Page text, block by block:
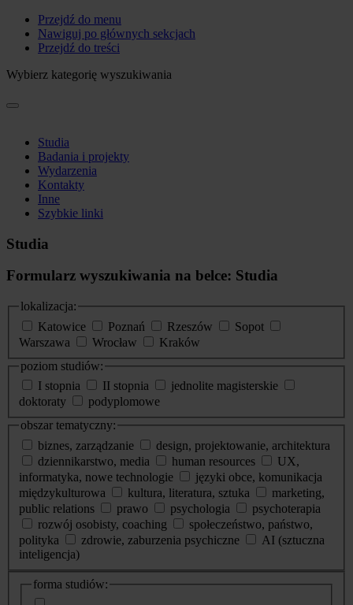
Przejdź do menu
Nawiguj po głównych sekcjach
Przejdź do treści
Wybierz kategorię wyszukiwania
Studia
Badania i projekty
Wydarzenia
Kontakty
Inne
Szybkie linki
Studia
Formularz wyszukiwania na belce: Studia
lokalizacja:
Katowice
Poznań Rzeszów
Sopot
Warszawa
Wrocław
Kraków
poziom studiów:
I stopnia
II stopnia
jednolite magisterskie
doktoraty
podyplomowe
obszar tematyczny:
biznes, zarządzanie
design, projektowanie, architektura
dziennikarstwo, media
human resources
UX,
informatyka, nowe technologie
języki obce, komunikacja
międzykulturowa
kultura, literatura, sztuka
marketing,
public relations
prawo psychologia
psychoterapia
rozwój osobisty, coaching
społeczeństwo, państwo,
polityka
zdrowie, zaburzenia psychiczne
AI (sztuczna
inteligencja)
dodatkowe
informacje
forma studiów: